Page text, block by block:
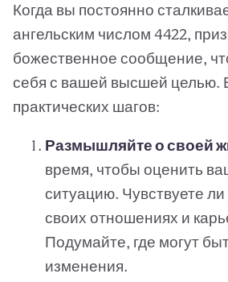
Когда вы постоянно
ангельским числом 4422,
божественное сообщение,
себя с вашей высшей целью.
практических шагов:
Размышляйте о своей
время, чтобы оценить
ситуацию. Чувствуете
своих отношениях и
Подумайте, где могут
изменения.